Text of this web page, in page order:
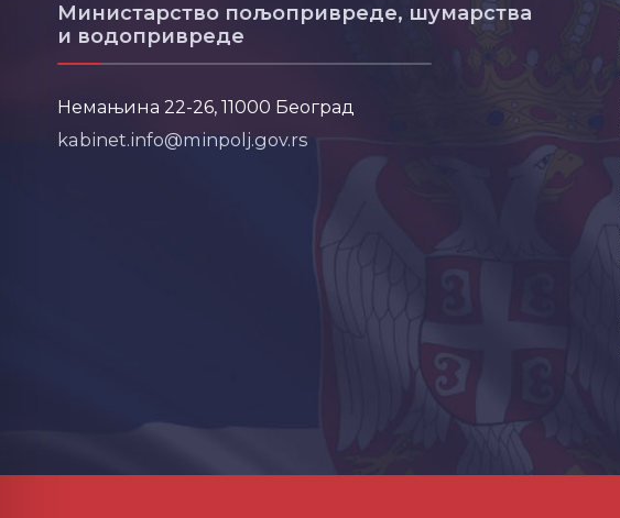
Министарство пољопривреде, шумарства
и водопривреде
Немањина 22-26, 11000 Београд
kabinet.info@minpolj.gov.rs